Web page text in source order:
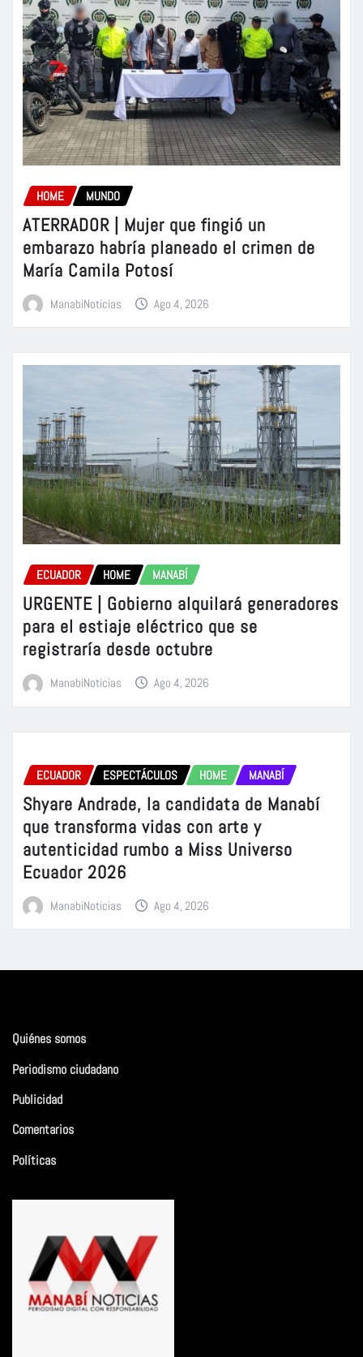
HOME MUNDO
ATERRADOR | Mujer que fingió un
embarazo habría planeado el crimen de
María Camila Potosí
ManabiNoticias Ago 4, 2026
ECUADOR HOME MANABÍ
URGENTE | Gobierno alquilará generadores
para el estiaje eléctrico que se
registraría desde octubre
ManabiNoticias Ago 4, 2026
ECUADOR ESPECTÁCULOS HOME MANABÍ
Shyare Andrade, la candidata de Manabí
que transforma vidas con arte y
autenticidad rumbo a Miss Universo
Ecuador 2026
ManabiNoticias Ago 4, 2026
Quiénes somos
Periodismo ciudadano
Publicidad
Comentarios
Políticas